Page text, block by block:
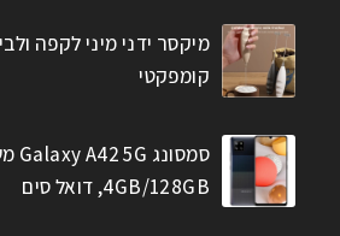
מיקסר ידני מיני לקפה
קומפקטי
4GB/128GB, דואל סים